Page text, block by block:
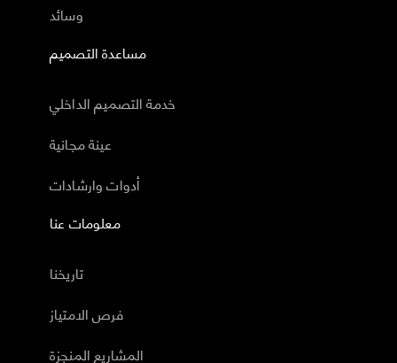
وسائد
مساعدة التصميم
خدمة التصميم الداخلي
عينة مجانية
أدوات وارشادات
معلومات عنا
تاريخنا
فرص الامتياز
المشاريع المنجزة